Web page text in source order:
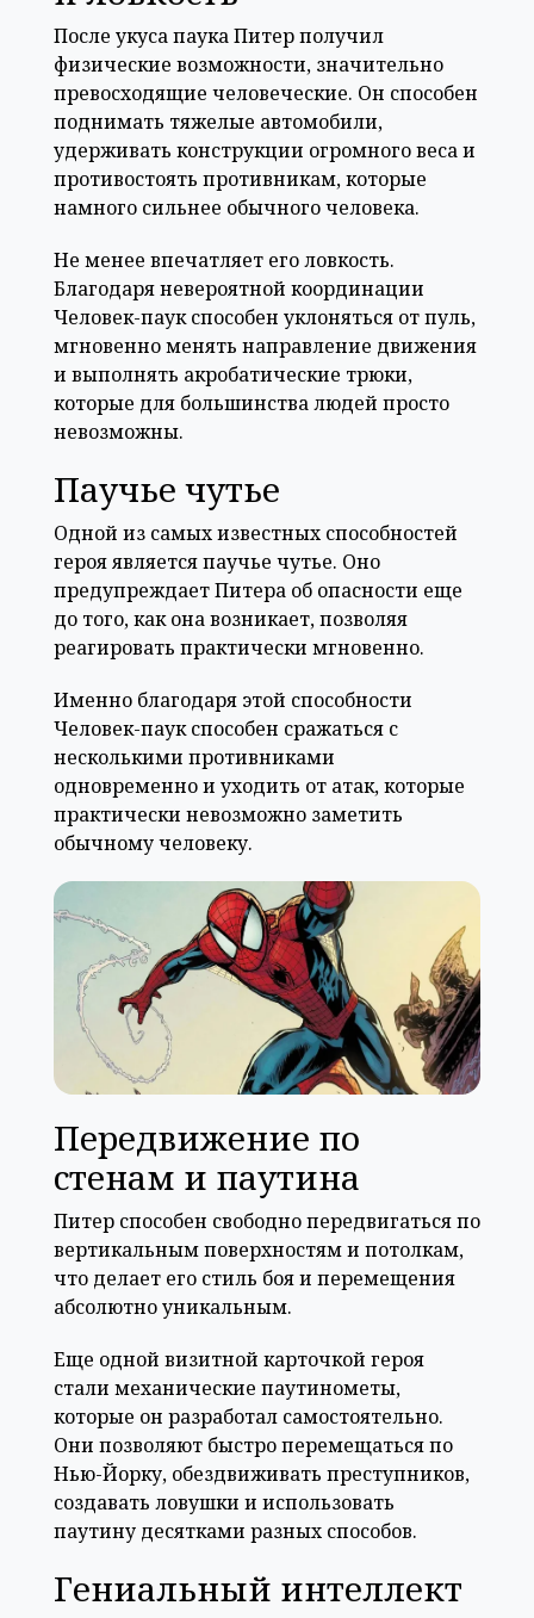
После укуса паука Питер получил
физические возможности, значительно
превосходящие человеческие. Он способен
поднимать тяжелые автомобили,
удерживать конструкции огромного веса и
противостоять противникам, которые
намного сильнее обычного человека.
Не менее впечатляет его ловкость.
Благодаря невероятной координации
Человек-паук способен уклоняться от пуль,
мгновенно менять направление движения
и выполнять акробатические трюки,
которые для большинства людей просто
невозможны.
Паучье чутье
Одной из самых известных способностей
героя является паучье чутье. Оно
предупреждает Питера об опасности еще
до того, как она возникает, позволяя
реагировать практически мгновенно.
Именно благодаря этой способности
Человек-паук способен сражаться с
несколькими противниками
одновременно и уходить от атак, которые
практически невозможно заметить
обычному человеку.
Передвижение по
стенам и паутина
Питер способен свободно передвигаться по
вертикальным поверхностям и потолкам,
что делает его стиль боя и перемещения
абсолютно уникальным.
Еще одной визитной карточкой героя
стали механические паутинометы,
которые он разработал самостоятельно.
Они позволяют быстро перемещаться по
Нью-Йорку, обездвиживать преступников,
создавать ловушки и использовать
паутину десятками разных способов.
Гениальный интеллект